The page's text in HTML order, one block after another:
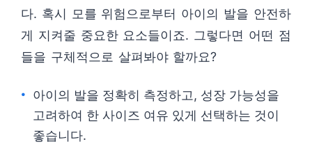
다. 혹시 모를 위험으로부터 아이의 발을 안전하
게 지켜줄 중요한 요소들이죠. 그렇다면 어떤 점
들을 구체적으로 살펴봐야 할까요?
아이의 발을 정확히 측정하고, 성장 가능성을
고려하여 한 사이즈 여유 있게 선택하는 것이
좋습니다.